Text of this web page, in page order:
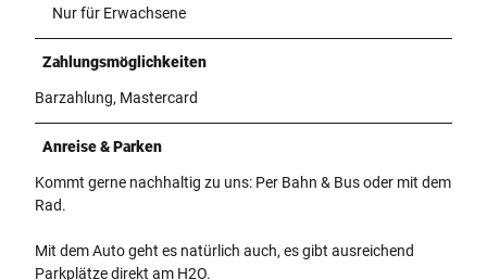
Nur für Erwachsene
Zahlungsmöglichkeiten
Barzahlung, Mastercard
Anreise & Parken
Kommt gerne nachhaltig zu uns: Per Bahn & Bus oder mit dem
Rad.
Mit dem Auto geht es natürlich auch, es gibt ausreichend
Parkplätze direkt am H2O.